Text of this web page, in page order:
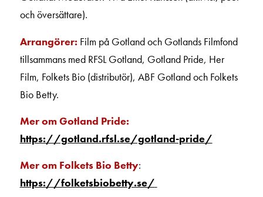
och översättare).
Arrangörer: Film på Gotland och Gotlands Filmfond
tillsammans med RFSL Gotland, Gotland Pride, Her
Film, Folkets Bio (distributör), ABF Gotland och Folkets
Bio Betty.
Mer om Gotland Pride:
https://gotland.rfsl.se/gotland-pride/
Mer om Folkets Bio Betty:
https://folketsbiobetty.se/